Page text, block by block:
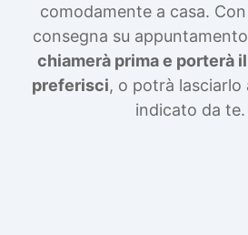
comodamente a casa.
consegna su
chiamerà prima e porterà
preferisci, o potrà lasciarlo
indicato da te.